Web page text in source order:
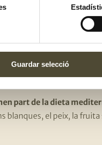
Guardar selecció
brioixeria
: aliments ultraprocessats
del
part de la dieta
blanques, el peix, la